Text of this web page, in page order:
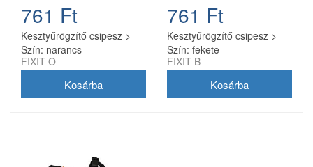
761 Ft
Kesztyűrögzítő csipesz >
Szín: narancs
FIXIT-O
761 Ft
Kesztyűrögzítő csipesz >
Szín: fekete
FIXIT-B